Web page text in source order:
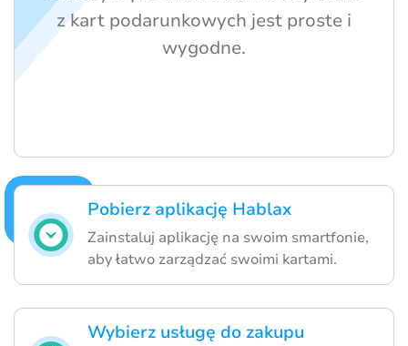
Pobierz aplikację Hablax
Zainstaluj aplikację na swoim smartfonie,
aby łatwo zarządzać swoimi kartami.
Wybierz usługę do zakupu
z kart podarunkowych jest proste i
wygodne.